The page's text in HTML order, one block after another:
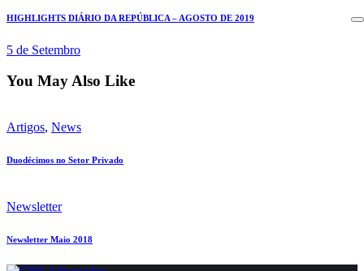
HIGHLIGHTS DIÁRIO DA REPÚBLICA – AGOSTO DE 2019
5 de Setembro
You May Also Like
Artigos, News
Duodécimos no Setor Privado
Newsletter
Newsletter Maio 2018